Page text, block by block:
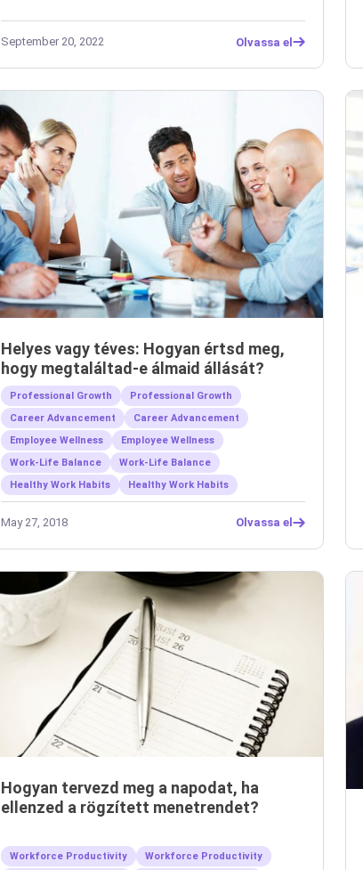
September 20, 2022 Olvassa el
Helyes vagy téves: Hogyan értsd meg,
hogy megtaláltad-e álmaid állását?
Professional Growth
Professional Growth
Career Advancement
Career Advancement
Employee Wellness
Employee Wellness
Work-Life Balance
Work-Life Balance
Healthy Work Habits
Healthy Work Habits
May 27, 2018 Olvassa el
Hogyan tervezd meg a napodat, ha
ellenzed a rögzített menetrendet?
Workforce Productivity Workforce Productivity